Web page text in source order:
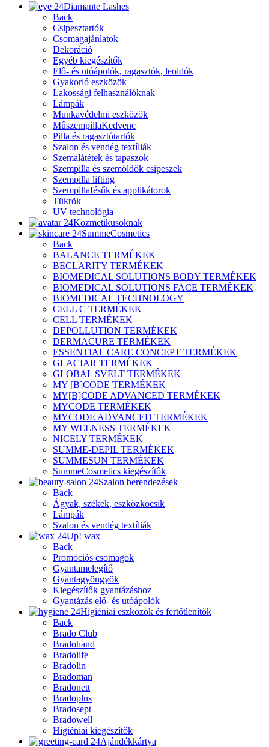
Diamante Lashes
Back
Csipesztartók
Csomagajánlatok
Dekoráció
Egyéb kiegészítők
Elő- és utóápolók, ragasztók, leoldók
Gyakorló eszközök
Lakossági felhasználóknak
Lámpák
Munkavédelmi eszközök
MűszempillaKedvenc
Pilla és ragasztótartók
Szalon és vendég textíliák
Szemalátétek és tapaszok
Szempilla és szemöldök csipeszek
Szempilla lifting
Szempillafésűk és applikátorok
Tükrök
UV technológia
Kozmetikusoknak
SummeCosmetics
Back
BALANCE TERMÉKEK
BECLARITY TERMÉKEK
BIOMEDICAL SOLUTIONS BODY TERMÉKEK
BIOMEDICAL SOLUTIONS FACE TERMÉKEK
BIOMEDICAL TECHNOLOGY
CELL C TERMÉKEK
CELL TERMÉKEK
DEPOLLUTION TERMÉKEK
DERMACURE TERMÉKEK
ESSENTIAL CARE CONCEPT TERMÉKEK
GLACIAR TERMÉKEK
GLOBAL SVELT TERMÉKEK
MY [B]CODE TERMÉKEK
MY[B]CODE ADVANCED TERMÉKEK
MYCODE TERMÉKEK
MYCODE ADVANCED TERMÉKEK
MY WELNESS TERMÉKEK
NICELY TERMÉKEK
SUMME-DEPIL TERMÉKEK
SUMMESUN TERMÉKEK
SummeCosmetics kiegészítők
Szalon berendezések
Back
Ágyak, székek, eszközkocsik
Lámpák
Szalon és vendég textíliák
Up! wax
Back
Promóciós csomagok
Gyantamelegítő
Gyantagyöngyök
Kiegészítők gyantázáshoz
Gyantázás elő- és utóápolók
Higiéniai eszközök és fertőtlenítők
Back
Brado Club
Bradohand
Bradolife
Bradolin
Bradoman
Bradonett
Bradoplus
Bradosept
Bradowell
Higiéniai kiegészítők
Ajándékkártya